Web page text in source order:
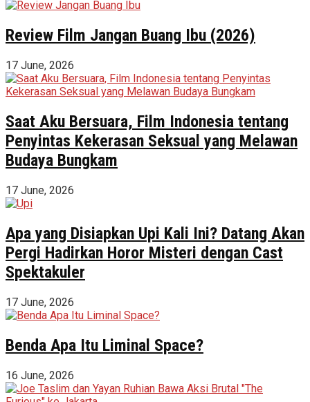
Review Film Jangan Buang Ibu (2026)
17 June, 2026
Saat Aku Bersuara, Film Indonesia tentang
Penyintas Kekerasan Seksual yang Melawan
Budaya Bungkam
17 June, 2026
Apa yang Disiapkan Upi Kali Ini? Datang Akan
Pergi Hadirkan Horor Misteri dengan Cast
Spektakuler
17 June, 2026
Benda Apa Itu Liminal Space?
16 June, 2026